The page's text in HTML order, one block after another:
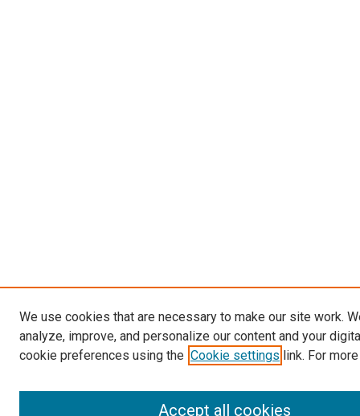
We use cookies that are necessary to make our site work.
analyze, improve, and personalize our content and your
cookie preferences using the Cookie settings link. For
Accept all cookies